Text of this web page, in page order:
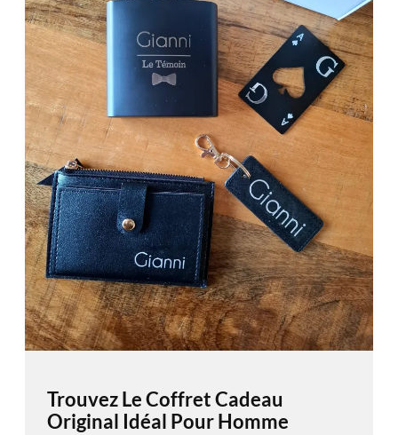
Trouvez Le Coffret Cadeau
Original Idéal Pour Homme